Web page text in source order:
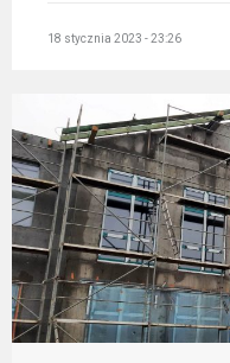
18 stycznia 2023 - 23:26